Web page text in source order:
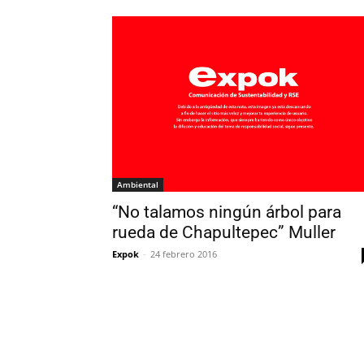
Ambiental
“No talamos ningún árbol para
rueda de Chapultepec” Muller
Expok - 24 febrero 2016